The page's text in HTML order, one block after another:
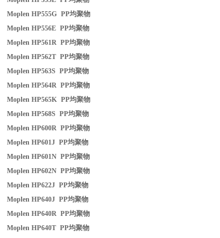
Moplen HP555G PP均聚物
Moplen HP556E PP均聚物
Moplen HP561R PP均聚物
Moplen HP562T PP均聚物
Moplen HP563S PP均聚物
Moplen HP564R PP均聚物
Moplen HP565K PP均聚物
Moplen HP568S PP均聚物
Moplen HP600R PP均聚物
Moplen HP601J PP均聚物
Moplen HP601N PP均聚物
Moplen HP602N PP均聚物
Moplen HP622J PP均聚物
Moplen HP640J PP均聚物
Moplen HP640R PP均聚物
Moplen HP640T PP均聚物